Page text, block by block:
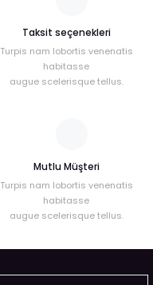
Taksit seçenekleri
Turpis nam lobortis venenatis
habitasse
augue scelerisque tellus.
Mutlu Müşteri
Turpis nam lobortis venenatis
habitasse
augue scelerisque tellus.